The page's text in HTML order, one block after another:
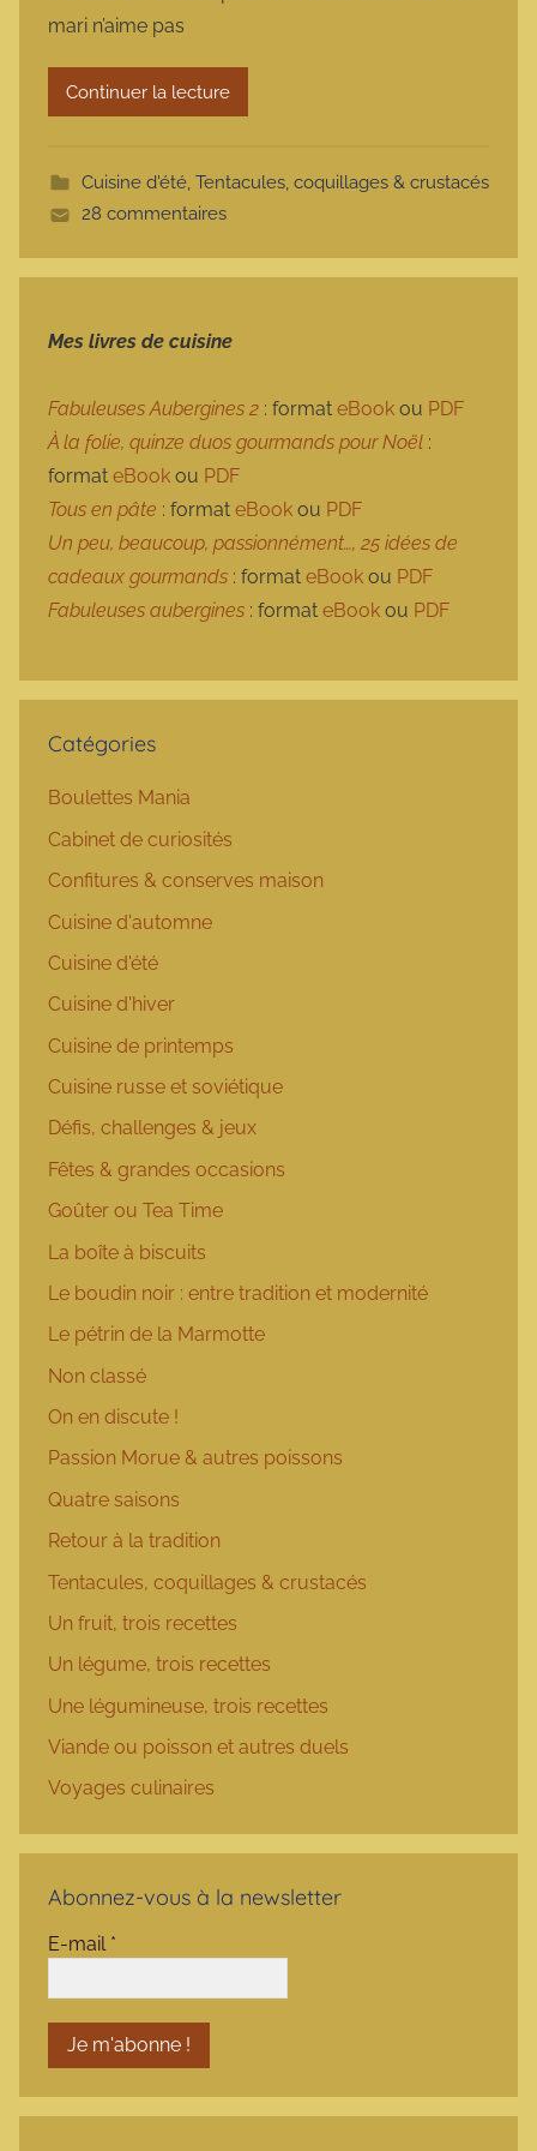
r
m
t
e
mari n’aime pas
Continuer la lecture
Cuisine d'été, Tentacules, coquillages & crustacés
28 commentaires
Mes livres de cuisine
Fabuleuses Aubergines 2 : format eBook ou PDF
À la folie, quinze duos gourmands pour Noël :
format eBook ou PDF
Tous en pâte : format eBook ou PDF
Un peu, beaucoup, passionnément…, 25 idées de
cadeaux gourmands : format eBook ou PDF
Fabuleuses aubergines : format eBook ou PDF
Catégories
Boulettes Mania
Cabinet de curiosités
Confitures & conserves maison
Cuisine d'automne
Cuisine d'été
Cuisine d'hiver
Cuisine de printemps
Cuisine russe et soviétique
Défis, challenges & jeux
Fêtes & grandes occasions
Goûter ou Tea Time
La boîte à biscuits
Le boudin noir : entre tradition et modernité
Le pétrin de la Marmotte
Non classé
On en discute !
Passion Morue & autres poissons
Quatre saisons
Retour à la tradition
Tentacules, coquillages & crustacés
Un fruit, trois recettes
Un légume, trois recettes
Une légumineuse, trois recettes
Viande ou poisson et autres duels
Voyages culinaires
Abonnez-vous à la newsletter
E-mail *